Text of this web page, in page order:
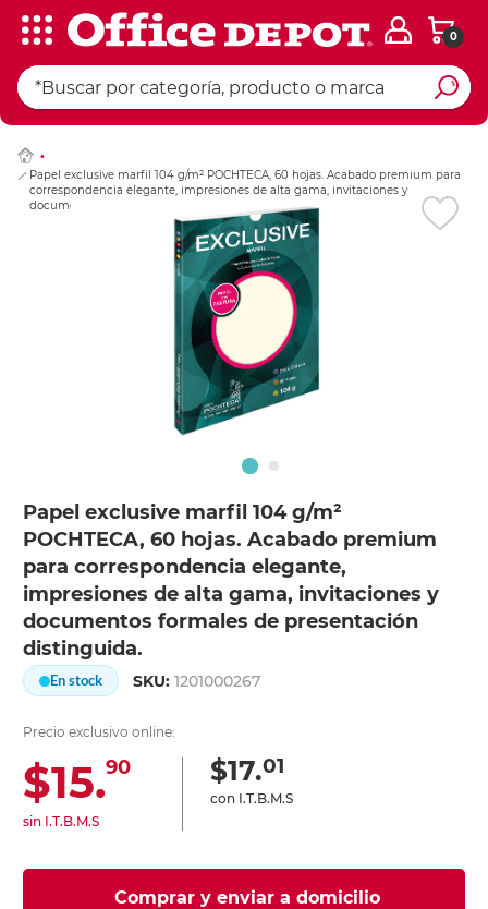
0
Papel exclusive marfil 104 g/m² POCHTECA, 60 hojas. Acabado premium para
correspondencia elegante, impresiones de alta gama, invitaciones y
documentos formales de presentación distinguida.
Papel exclusive marfil 104 g/m²
POCHTECA, 60 hojas. Acabado premium
para correspondencia elegante,
impresiones de alta gama, invitaciones y
documentos formales de presentación
distinguida.
En stock SKU:1201000267
Precio exclusivo online:
$15.90
sin I.T.B.M.S
$17.01
con I.T.B.M.S
Comprar y enviar a domicilio
Ingresar Codigo